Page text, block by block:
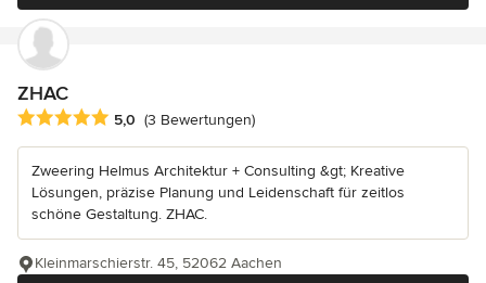
ZHAC
Durchschnittliche Bewertung: 5 von 5 Sternen
5,0 (3 Bewertungen)
Zweering Helmus Architektur + Consulting &gt; Kreative
Lösungen, präzise Planung und Leidenschaft für zeitlos
schöne Gestaltung. ZHAC.
Kleinmarschierstr. 45, 52062 Aachen